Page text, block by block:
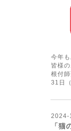
今年
皆様
根付
31日
2024-
「猫